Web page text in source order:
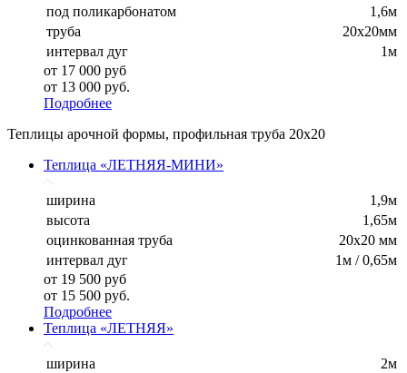
под поликарбонатом
1,6м
труба
20х20мм
интервал дуг
1м
от 17 000 руб
от 13 000 руб.
Подробнее
Теплицы арочной формы, профильная труба 20х20
Теплица «ЛЕТНЯЯ-МИНИ»
ширина
1,9м
высота
1,65м
оцинкованная труба
20х20 мм
интервал дуг
1м / 0,65м
от 19 500 руб
от 15 500 руб.
Подробнее
Теплица «ЛЕТНЯЯ»
ширина
2м